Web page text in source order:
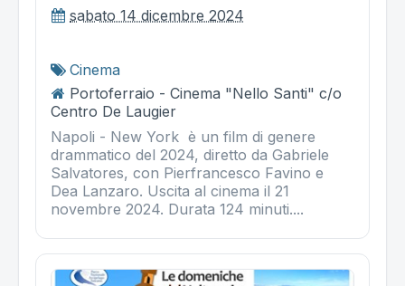
sabato 14 dicembre 2024
Cinema
Portoferraio - Cinema "Nello Santi" c/o
Centro De Laugier
Napoli - New York è un film di genere
drammatico del 2024, diretto da Gabriele
Salvatores, con Pierfrancesco Favino e
Dea Lanzaro. Uscita al cinema il 21
novembre 2024. Durata 124 minuti....